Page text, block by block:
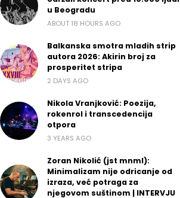
u Beogradu
ABOUT 18 HOURS AGO
Balkanska smotra mladih strip
autora 2026: Akirin broj za
prosperitet stripa
2 DAYS AGO
Nikola Vranjković: Poezija,
rokenrol i transcedencija
otpora
3 YEARS AGO
Zoran Nikolić (jst mnml):
Minimalizam nije odricanje od
izraza, već potraga za
njegovom suštinom | INTERVJU